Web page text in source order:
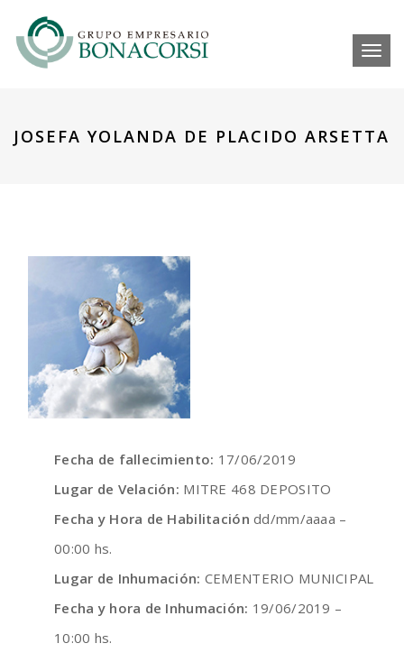
JOSEFA YOLANDA DE PLACIDO ARSETTA
Fecha de fallecimiento: 17/06/2019
Lugar de Velación: MITRE 468 DEPOSITO
Fecha y Hora de Habilitación dd/mm/aaaa –
00:00 hs.
Lugar de Inhumación: CEMENTERIO MUNICIPAL
Fecha y hora de Inhumación: 19/06/2019 –
10:00 hs.